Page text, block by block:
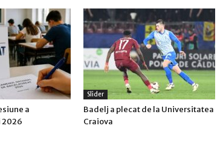
a
2026
Slider
Badelj a plecat de la Universitatea
Craiova